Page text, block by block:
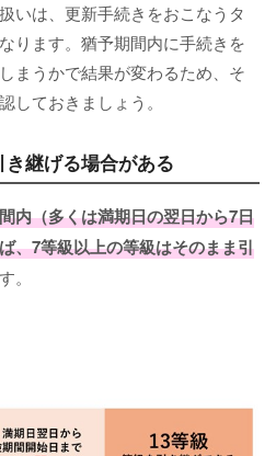
いは、更新手続きをおこなうタ
ります。猶予期間内に手続きを
まうかで結果が変わるため、そ
しておきましょう。
継げる場合がある
内（多くは満期日の翌日から7日
、7等級以上の等級はそのまま引
。